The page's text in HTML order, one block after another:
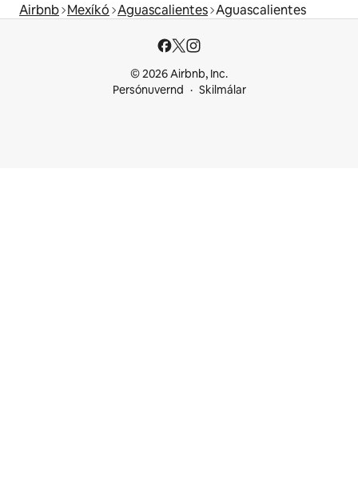
Airbnb Mexíkó Aguascalientes Aguascalientes
© 2026 Airbnb, Inc.
Persónuvernd
Skilmálar